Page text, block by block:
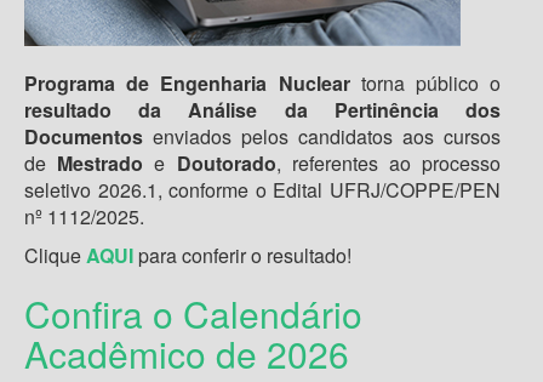
Programa de Engenharia Nucleartorna público o
resultado da Análise da Pertinência dos
Documentos enviados pelos candidatos aos cursos
de Mestrado e Doutorado, referentes ao processo
seletivo 2026.1, conforme o Edital UFRJ/COPPE/PEN
nº 1112/2025.
CliqueAQUI para conferir o resultado!
Confira o Calendário
Acadêmico de 2026